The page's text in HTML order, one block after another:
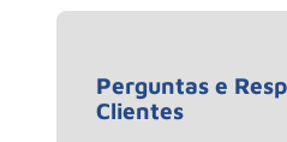
Perguntas e
Clientes